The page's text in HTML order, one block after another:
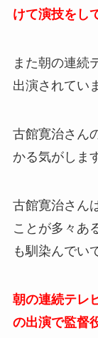
けて演技をし
また朝の連続
出演されてい
古館寛治さん
かる気がしま
古館寛治さん
ことが多々あ
も馴染んでい
朝の連続テレ
の出演で監督